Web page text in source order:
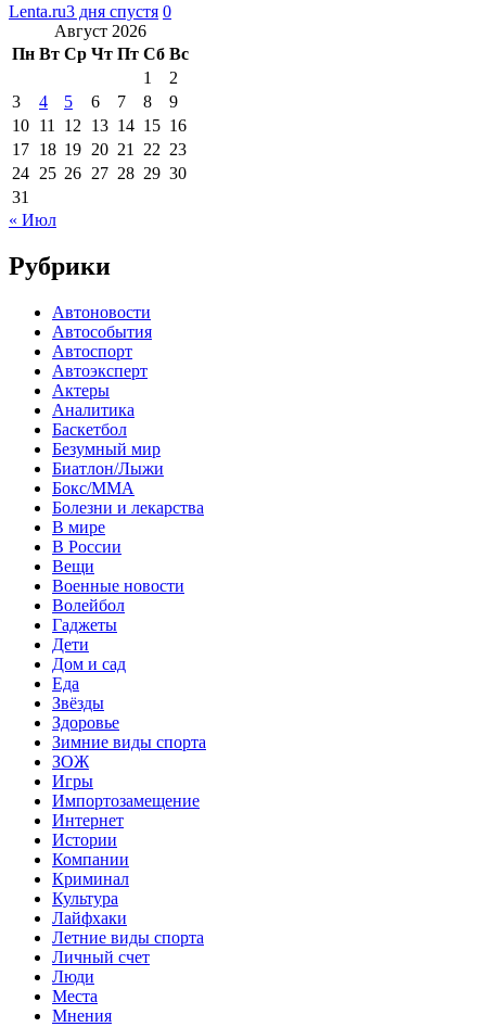
Lenta.ru3 дня спустя 0
Август 2026
Пн Вт Ср Чт Пт Сб Вс
1
2
3
4 5 6 7 8
9
10 11 12 13 14 15 16
17 18 19 20 21 22 23
24 25 26 27 28 29 30
31
« Июл
Рубрики
Автоновости
Автособытия
Автоспорт
Автоэксперт
Актеры
Аналитика
Баскетбол
Безумный мир
Биатлон/Лыжи
Бокс/MMA
Болезни и лекарства
В мире
В России
Вещи
Военные новости
Волейбол
Гаджеты
Дети
Дом и сад
Еда
Звёзды
Здоровье
Зимние виды спорта
ЗОЖ
Игры
Импортозамещение
Интернет
Истории
Компании
Криминал
Культура
Лайфхаки
Летние виды спорта
Личный счет
Люди
Места
Мнения